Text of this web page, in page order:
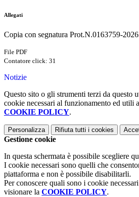
Allegati
Copia con segnatura Prot.N.0163759-
File PDF
Contatore click: 31
Notizie
Questo sito o gli strumenti terzi da questo
cookie necessari al funzionamento ed utili
COOKIE POLICY.
Personalizza Rifiuta tutti i cookies
Gestione cookie
In questa schermata è possibile scegliere
I cookie necessari sono quelli che
piattaforma e non è possibile disabilitarli.
Per conoscere quali sono i cookie
visionare la COOKIE POLICY.